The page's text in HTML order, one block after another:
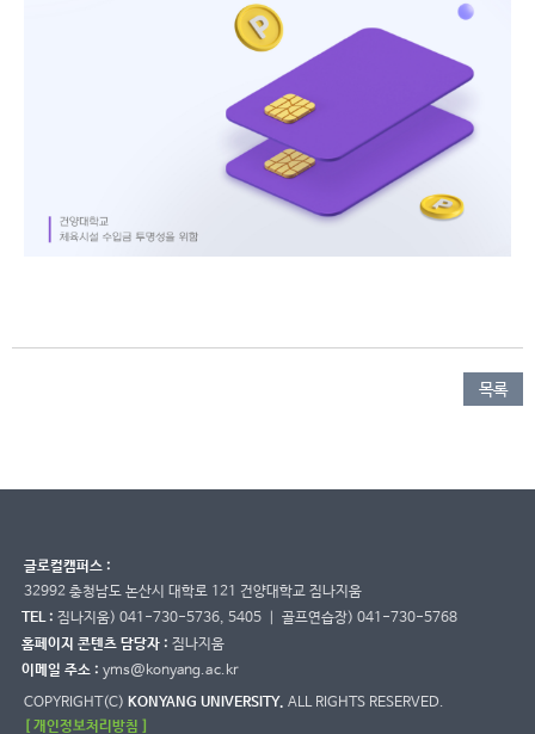
목록
글로컬캠퍼스 :
32992 충청남도 논산시 대학로 121 건양대학교 짐나지움
TEL : 짐나지움) 041-730-5736, 5405 ｜ 골프연습장) 041-730-5768
홈페이지 콘텐츠 담당자 : 짐나지움
이메일 주소 : yms@konyang.ac.kr
COPYRIGHT(C) KONYANG UNIVERSITY. ALL RIGHTS RESERVED.
[ 개인정보처리방침 ]